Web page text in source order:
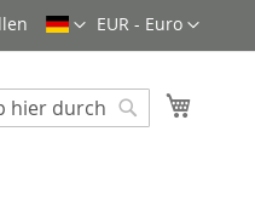
Währung
EUR - Euro
Sprache